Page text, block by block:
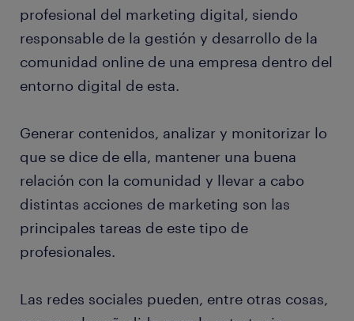
profesional del marketing digital, siendo
responsable de la gestión y desarrollo de la
comunidad online de una empresa dentro del
entorno digital de esta.
Generar contenidos, analizar y monitorizar lo
que se dice de ella, mantener una buena
relación con la comunidad y llevar a cabo
distintas acciones de marketing son las
principales tareas de este tipo de
profesionales.
Las redes sociales pueden, entre otras cosas,